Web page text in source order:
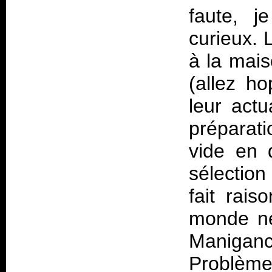
faute,
curieux.
à la
(allez
leur
vide en
fait
monde